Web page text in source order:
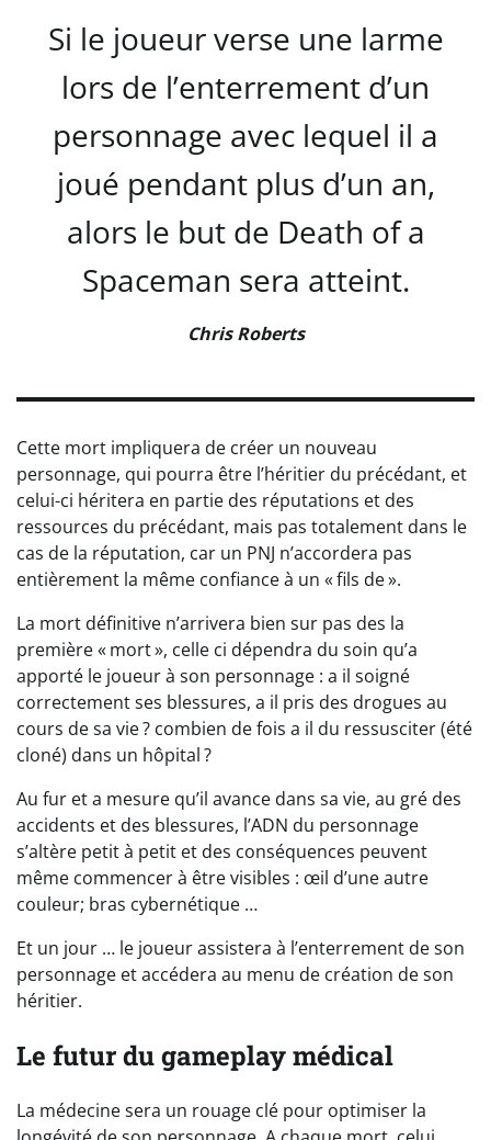
Si le joueur verse une larme
lors de l’enterrement d’un
personnage avec lequel il a
joué pendant plus d’un an,
alors le but de Death of a
Spaceman sera atteint.
Chris Roberts
Cette mort impliquera de créer un nouveau
personnage, qui pourra être l’héritier du précédant, et
celui-ci héritera en partie des réputations et des
ressources du précédant, mais pas totalement dans le
cas de la réputation, car un PNJ n’accordera pas
entièrement la même confiance à un « fils de ».
La mort définitive n’arrivera bien sur pas des la
première « mort », celle ci dépendra du soin qu’a
apporté le joueur à son personnage : a il soigné
correctement ses blessures, a il pris des drogues au
cours de sa vie ? combien de fois a il du ressusciter (été
cloné) dans un hôpital ?
Au fur et a mesure qu’il avance dans sa vie, au gré des
accidents et des blessures, l’ADN du personnage
s’altère petit à petit et des conséquences peuvent
même commencer à être visibles : œil d’une autre
couleur; bras cybernétique …
Et un jour … le joueur assistera à l’enterrement de son
personnage et accédera au menu de création de son
héritier.
Le futur du gameplay médical
La médecine sera un rouage clé pour optimiser la